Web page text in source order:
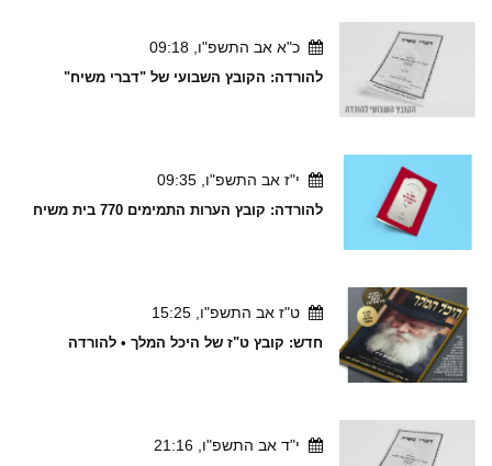
כ"א אב התשפ"ו, 09:18
להורדה: הקובץ השבועי של "דברי משיח"
י"ז אב התשפ"ו, 09:35
להורדה: קובץ הערות התמימים 770 בית משיח
ט"ז אב התשפ"ו, 15:25
חדש: קובץ ט"ז של היכל המלך • להורדה
י"ד אב התשפ"ו, 21:16